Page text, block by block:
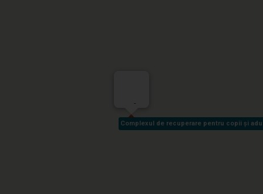
Complexul de recuperare pentru copii și
Complexul de recuperare pentru copii și
-